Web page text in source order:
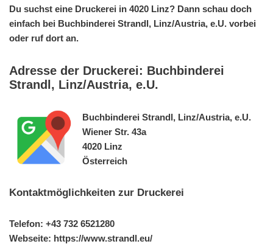
Du suchst eine Druckerei in 4020 Linz? Dann schau doch
einfach bei Buchbinderei Strandl, Linz/Austria, e.U. vorbei
oder ruf dort an.
Adresse der Druckerei: Buchbinderei
Strandl, Linz/Austria, e.U.
Buchbinderei Strandl, Linz/Austria, e.U.
Wiener Str. 43a
4020 Linz
Österreich
Kontaktmöglichkeiten zur Druckerei
Telefon: +43 732 6521280
Webseite: https://www.strandl.eu/